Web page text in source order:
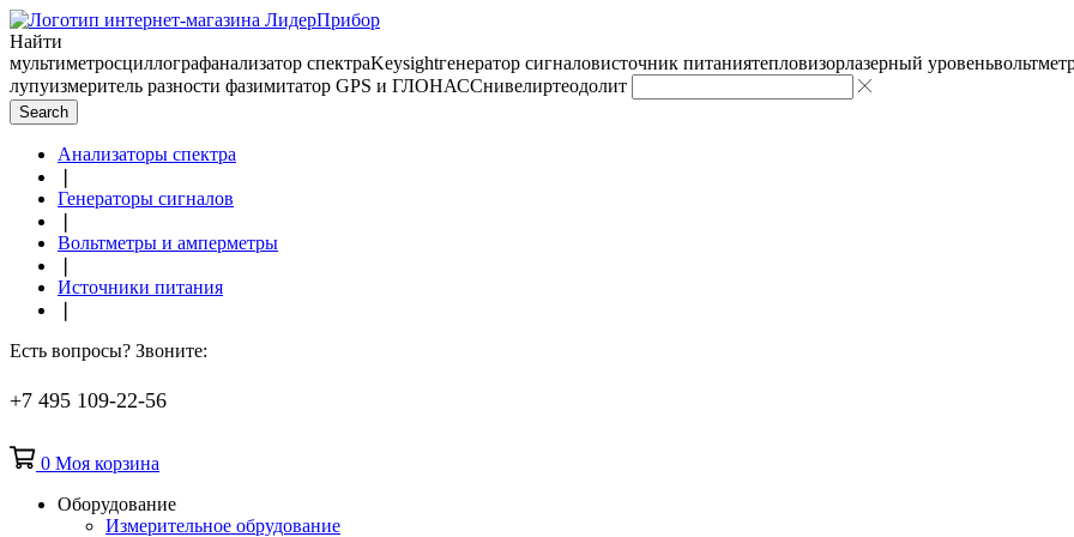
Найти
мультиметросциллографанализатор спектраKeysightгенератор сигналовисточник питаниятепловизорлазерный уровень
лупуизмеритель разности фазимитатор GPS и ГЛОНАССнивелиртеодолит
Search
Анализаторы спектра
Генераторы сигналов
Вольтметры и амперметры
Источники питания
Есть вопросы? Звоните:
+7 495 109-22-56
0 Моя корзина
Оборудование
Измерительное обрудование